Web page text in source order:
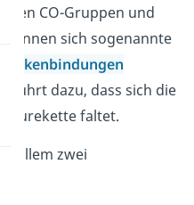
(den CO-Gruppen und
können sich sogenannte
führt dazu, dass sich die
faltet.
allem zwei